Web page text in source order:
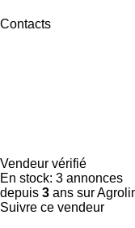
Contacts
Vendeur vérifié
En stock: 3 annonces
depuis 3 ans sur
Suivre ce vendeur